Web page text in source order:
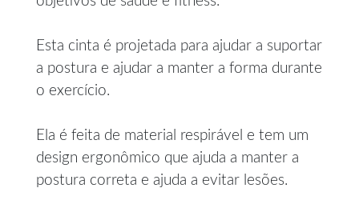
Esta cinta é projetada para ajudar a suportar
a postura e ajudar a manter a forma durante
o exercício.
Ela é feita de material respirável e tem um
design ergonômico que ajuda a manter a
postura correta e ajuda a evitar lesões.